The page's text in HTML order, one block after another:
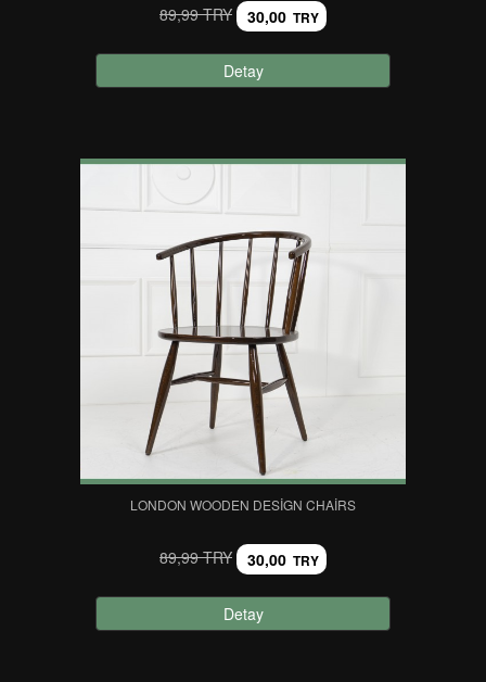
89,99 TRY 30,00 TRY
Detay
LONDON WOODEN DESIGN CHAIRS
89,99 TRY 30,00 TRY
Detay